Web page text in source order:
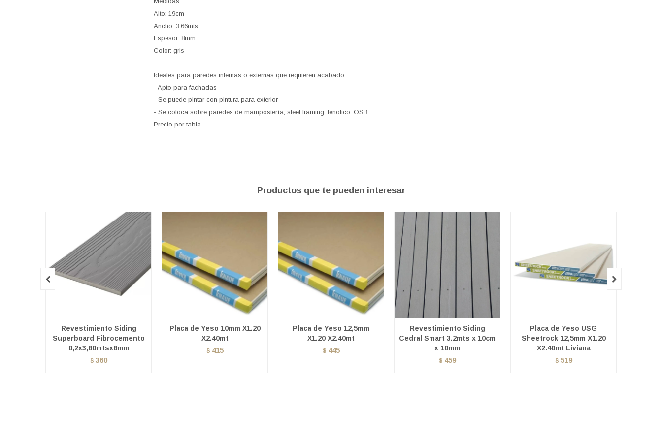
Alto: 19cm
Ancho: 3,66mts
Espesor: 8mm
Color: gris
Ideales para paredes internas o externas que requieren acabado.
- Apto para fachadas
- Se puede pintar con pintura para exterior
- Se coloca sobre paredes de mampostería, steel framing, fenolico, OSB.
Precio por tabla.
Productos que te pueden interesar
Revestimiento Siding
Superboard Fibrocemento
0,2x3,60mtsx6mm
$ 360
Placa de Yeso 10mm X1.20
X2.40mt
$ 415
Placa de Yeso 12,5mm
X1.20 X2.40mt
$ 445
Revestimiento Siding
Cedral Smart 3.2mts x 10cm
x 10mm
$ 459
Placa de Yeso USG
Sheetrock 12,5mm X1.20
X2.40mt Liviana
$ 519
 